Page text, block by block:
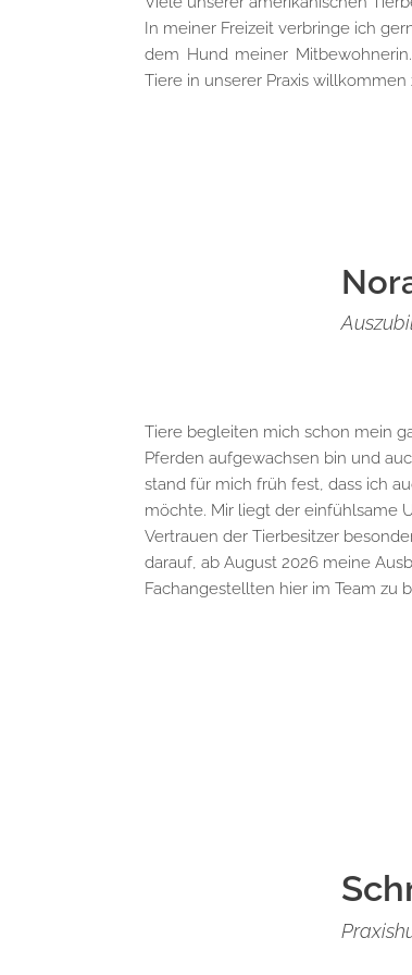
In meiner Freizeit verbringe ich
dem Hund meiner
Tiere in unserer Praxis willkommen
Tiere begleiten mich schon mein
Pferden aufgewachsen bin und
stand für mich früh fest, dass ich
möchte. Mir liegt der einfühlsame
Vertrauen der Tierbesitzer
darauf, ab August 2026 meine
Fachangestellten hier im Team zu